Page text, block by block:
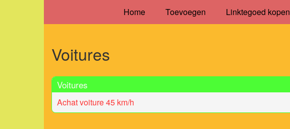
Home Toevoegen Linktegoed kopen
Voitures
Voitures
Achat voiture 45 km/h